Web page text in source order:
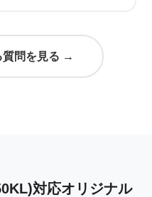
質問を見る →
対応オリジナル